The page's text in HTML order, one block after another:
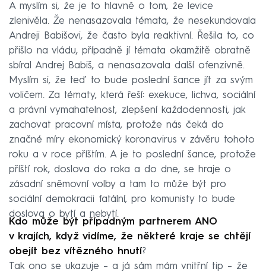
A myslím si, že je to hlavně o tom, že levice
zlenivěla. Že nenasazovala témata, že nesekundovala
Andreji Babišovi, že často byla reaktivní. Řešila to, co
přišlo na vládu, případně jí témata okamžitě obratně
sbíral Andrej Babiš, a nenasazovala další ofenzivně.
Myslím si, že teď to bude poslední šance jít za svým
voličem. Za tématy, která řeší: exekuce, lichva, sociální
a právní vymahatelnost, zlepšení každodennosti, jak
zachovat pracovní místa, protože nás čeká do
značné míry ekonomický koronavirus v závěru tohoto
roku a v roce příštím. A je to poslední šance, protože
příští rok, doslova do roka a do dne, se hraje o
zásadní sněmovní volby a tam to může být pro
sociální demokracii fatální, pro komunisty to bude
doslova o bytí a nebytí.
Kdo může být případným partnerem ANO
v krajích, když vidíme, že některé kraje se chtějí
obejít bez vítězného hnutí?
Tak ono se ukazuje – a já sám mám vnitřní tip – že